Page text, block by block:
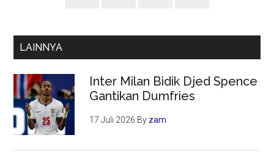
LAINNYA
Inter Milan Bidik Djed Spence
Gantikan Dumfries
17 Juli 2026 By zam